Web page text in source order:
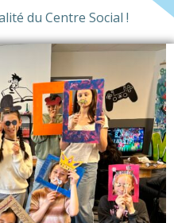
du Centre Social !